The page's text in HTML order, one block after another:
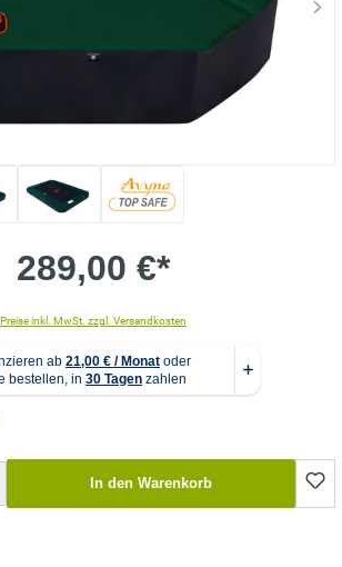
289,00 €*
Preise inkl. MwSt. zzgl. Versandkosten
In den Warenkorb